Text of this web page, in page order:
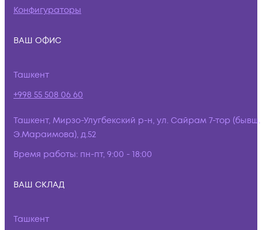
Конфигураторы
ВАШ ОФИС
Ташкент
+998 55 508 06 60
Ташкент, Мирзо-Улугбекский р-н, ул. Сайрам 7-тор (бывш.
Э.Мараимова), д.52
Время работы: пн-пт, 9:00 - 18:00
ВАШ СКЛАД
Ташкент